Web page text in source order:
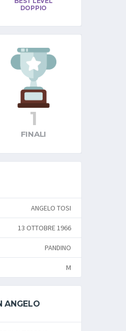
DOPPIO
1
FINALI
ANGELO TOSI
13 OTTOBRE 1966
PANDINO
M
ANGELO